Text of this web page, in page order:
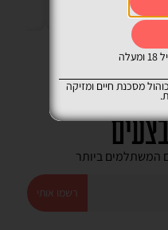
המשתלמים ביותר
רשמו אותי
מסכנת חיים ומזיקה